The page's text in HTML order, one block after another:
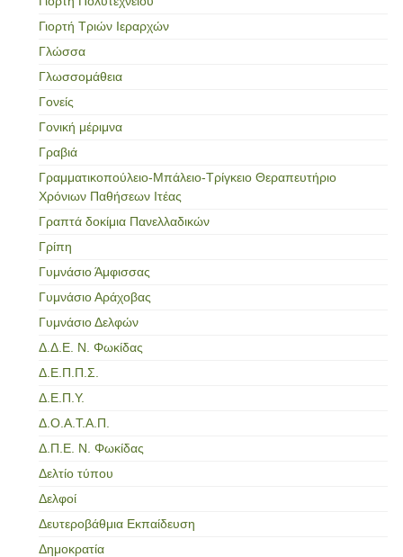
Γιορτή Τριών Ιεραρχών
Γλώσσα
Γλωσσομάθεια
Γονείς
Γονική μέριμνα
Γραβιά
Γραμματικοπούλειο-Μπάλειο-Τρίγκειο Θεραπευτήριο
Χρόνιων Παθήσεων Ιτέας
Γραπτά δοκίμια Πανελλαδικών
Γρίπη
Γυμνάσιο Άμφισσας
Γυμνάσιο Αράχοβας
Γυμνάσιο Δελφών
Δ.Δ.Ε. Ν. Φωκίδας
Δ.Ε.Π.Π.Σ.
Δ.Ε.Π.Υ.
Δ.Ο.Α.Τ.Α.Π.
Δ.Π.Ε. Ν. Φωκίδας
Δελτίο τύπου
Δελφοί
Δευτεροβάθμια Εκπαίδευση
Δημοκρατία